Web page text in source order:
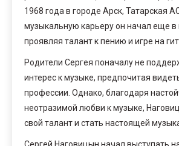
1968 года в городе Арск, Татарская
музыкальную карьеру он начал еще в
проявляя талант к пению и игре на
Родители Сергея поначалу не
интерес к музыке, предпочитая
профессии. Однако, благодаря
неотразимой любви к музыке,
свой талант и стать настоящей
Сергей Наговицын начал выступать